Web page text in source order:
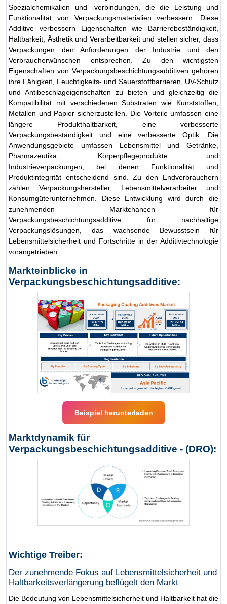
Spezialchemikalien und -verbindungen, die die Leistung und
Funktionalität von Verpackungsmaterialien verbessern. Diese
Additive verbessern Eigenschaften wie Barrierebeständigkeit,
Haltbarkeit, Ästhetik und Verarbeitbarkeit und stellen sicher, dass
Verpackungen den Anforderungen der Industrie und den
Verbraucherwünschen entsprechen. Zu den wichtigsten
Eigenschaften von Verpackungsbeschichtungsadditiven gehören
ihre Fähigkeit, Feuchtigkeits- und Sauerstoffbarrieren, UV-Schutz
und Antibeschlageigenschaften zu bieten und gleichzeitig die
Kompatibilität mit verschiedenen Substraten wie Kunststoffen,
Metallen und Papier sicherzustellen. Die Vorteile umfassen eine
längere Produkthaltbarkeit, eine verbesserte
Verpackungsbeständigkeit und eine verbesserte Optik. Die
Anwendungsgebiete umfassen Lebensmittel und Getränke,
Pharmazeutika, Körperpflegeprodukte und
Industrieverpackungen, bei denen Funktionalität und
Produktintegrität entscheidend sind. Zu den Endverbrauchern
zählen Verpackungshersteller, Lebensmittelverarbeiter und
Konsumgüterunternehmen. Diese Entwicklung wird durch die
zunehmenden Marktchancen für
Verpackungsbeschichtungsadditive für nachhaltige
Verpackungslösungen, das wachsende Bewusstsein für
Lebensmittelsicherheit und Fortschritte in der Additivtechnologie
vorangetrieben.
Markteinblicke in
Verpackungsbeschichtungsadditive:
Beispiel herunterladen
Marktdynamik für
Verpackungsbeschichtungsadditive - (DRO):
Wichtige Treiber:
Der zunehmende Fokus auf Lebensmittelsicherheit und
Haltbarkeitsverlängerung beflügelt den Markt
Die Bedeutung von Lebensmittelsicherheit und Haltbarkeit hat die